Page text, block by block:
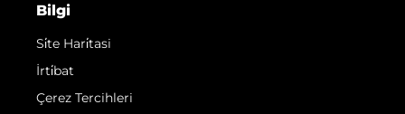
Bilgi
Si̇te Hari̇tasi
İrti̇bat
Çerez Tercihleri